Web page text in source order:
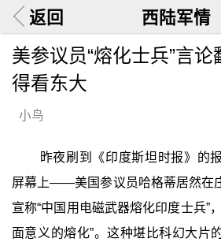
返回 西陆军情
美参议员“熔化士兵”言
得看东大
小鸟
昨夜刷到《印度斯坦时报》的
屏幕上——美国参议员哈格蒂居然在
宣称“中国用电磁武器熔化印度士兵”
面意义的熔化”。这种堪比科幻大片